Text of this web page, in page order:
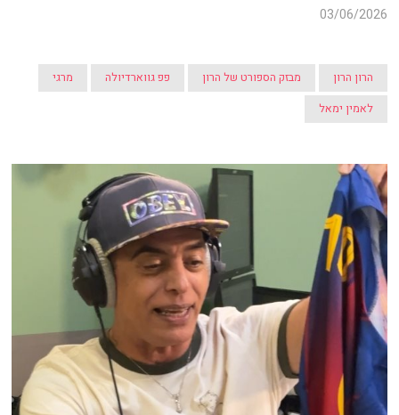
03/06/2026
הרון הרון מבזק הספורט של הרון פפ גווארדיולה
מרגי
לאמין ימאל